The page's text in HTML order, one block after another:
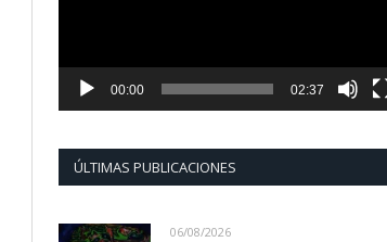
00:00 02:37
ÚLTIMAS PUBLICACIONES
06/08/2026